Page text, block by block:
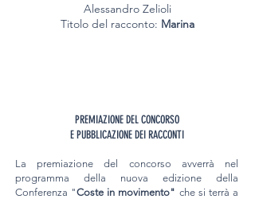
Alessandro Zelioli
Titolo del racconto: Marina
PREMIAZIONE DEL CONCORSO
E PUBBLICAZIONE DEI RACCONTI
La premiazione del concorso avverrà nel
programma della nuova edizione della
Conferenza "Coste in movimento" che si terrà a